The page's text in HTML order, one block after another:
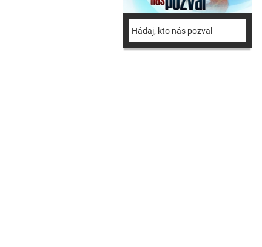
Hádaj, kto nás pozval